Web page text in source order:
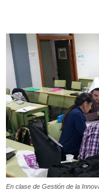
En clase de Gestión de la